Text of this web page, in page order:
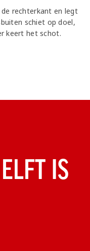
rechterkant en legt
schiet op doel,
keert het schot.
IS